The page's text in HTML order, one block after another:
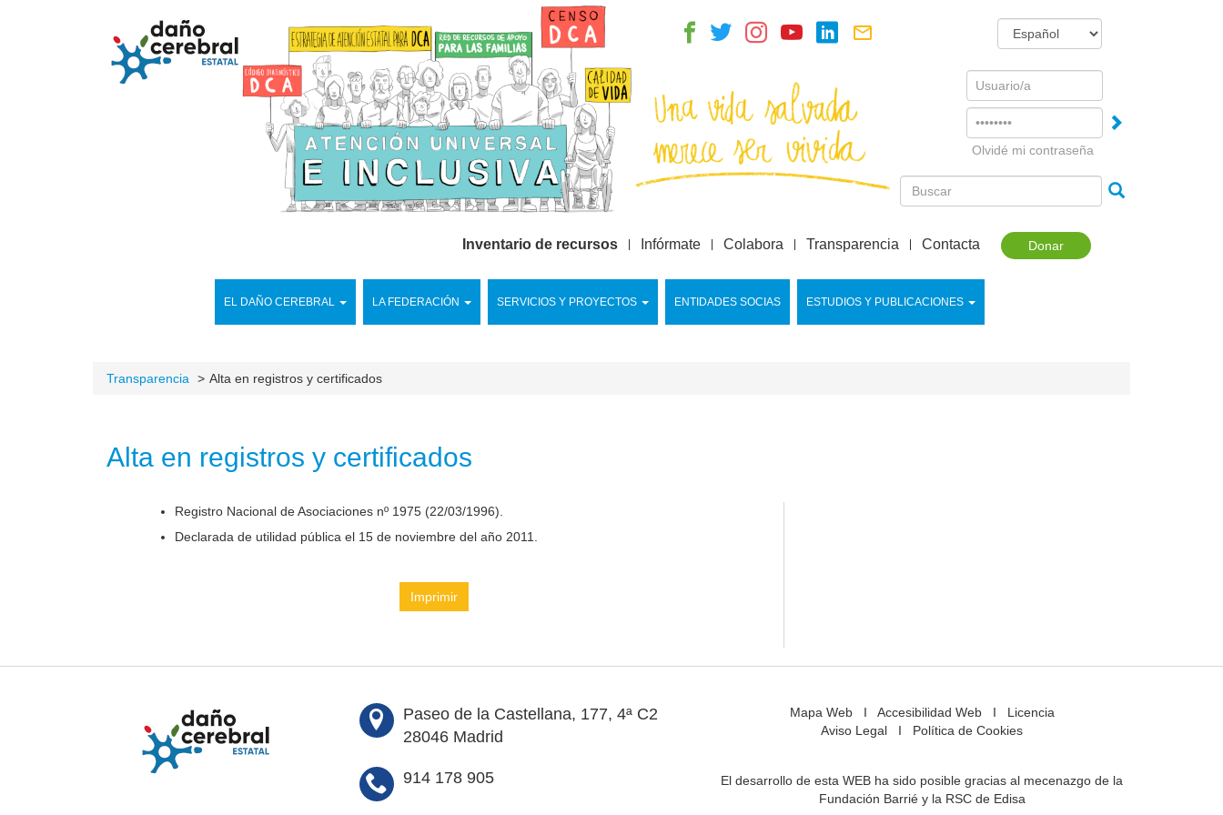
Username
Olvidé mi contraseña
Donar
EL DAÑO CEREBRAL LA FEDERACIÓN SERVICIOS Y PROYECTOS ENTIDADES SOCIAS ESTUDIOS Y PUBLICACIONES
Inventario de recursos Infórmate Colabora Transparencia Contacta
Transparencia Alta en registros y certificados
Alta en registros y certificados
Registro Nacional de Asociaciones nº 1975 (22/03/1996).
Declarada de utilidad pública el 15 de noviembre del año 2011.
Imprimir
Paseo de la Castellana, 177, 4ª C2
28046 Madrid
914 178 905
Mapa WebI Accesibilidad WebI Licencia
Aviso Legal I Política de Cookies
El desarrollo de esta WEB ha sido posible gracias al mecenazgo de la
Fundación Barrié y la RSC de Edisa